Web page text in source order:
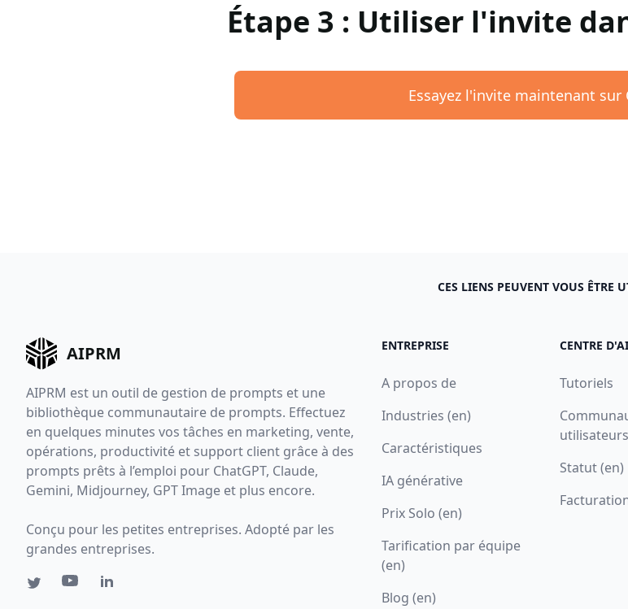
Étape 3 : Utiliser l'invite
Essayez l'invite maintenant sur
CES LIENS PEUVENT VOUS ÊTRE
AIPRM
AIPRM est un outil de gestion de prompts et une
bibliothèque communautaire de prompts. Effectuez
en quelques minutes vos tâches en marketing, vente,
opérations, productivité et support client grâce à des
prompts prêts à l’emploi pour ChatGPT, Claude,
Gemini, Midjourney, GPT Image et plus encore.
Conçu pour les petites entreprises. Adopté par les
grandes entreprises.
ENTREPRISE
A propos de
Industries (en)
Caractéristiques
IA générative
Prix Solo (en)
Tarification par équipe
(en)
Blog (en)
CENTRE
Tutoriels
Statut (en)